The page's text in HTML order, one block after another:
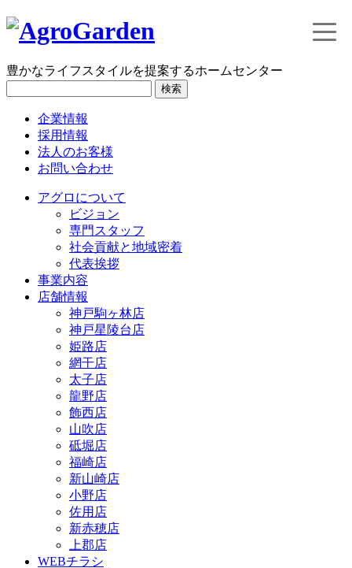
豊かなライフスタイルを提案するホームセンター
検索
企業情報
採用情報
法人のお客様
お問い合わせ
アグロについて
ビジョン
専門スタッフ
社会貢献と地域密着
代表挨拶
事業内容
店舗情報
神戸駒ヶ林店
神戸星陵台店
姫路店
網干店
太子店
龍野店
飾西店
山吹店
砥堀店
福崎店
新山崎店
小野店
佐用店
新赤穂店
上郡店
WEBチラシ
toggle